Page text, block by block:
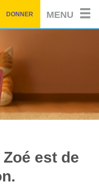
DONNER MENU
est de